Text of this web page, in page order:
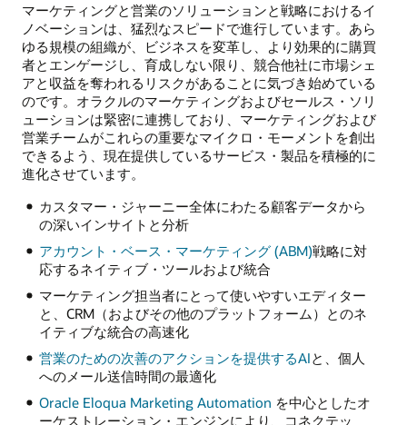
マーケティングと営業のソリューションと戦略におけるイ
ノベーションは、猛烈なスピードで進行しています。あら
ゆる規模の組織が、ビジネスを変革し、より効果的に購買
者とエンゲージし、育成しない限り、競合他社に市場シェ
アと収益を奪われるリスクがあることに気づき始めている
のです。オラクルのマーケティングおよびセールス・ソリ
ューションは緊密に連携しており、マーケティングおよび
営業チームがこれらの重要なマイクロ・モーメントを創出
できるよう、現在提供しているサービス・製品を積極的に
進化させています。
カスタマー・ジャーニー全体にわたる顧客データから
の深いインサイトと分析
アカウント・ベース・マーケティング (ABM)戦略に対
応するネイティブ・ツールおよび統合
マーケティング担当者にとって使いやすいエディター
と、CRM（およびその他のプラットフォーム）とのネ
イティブな統合の高速化
営業のための次善のアクションを提供するAIと、個人
へのメール送信時間の最適化
Oracle Eloqua Marketing Automation を中心としたオ
ーケストレーション・エンジンにより、コネクテッ